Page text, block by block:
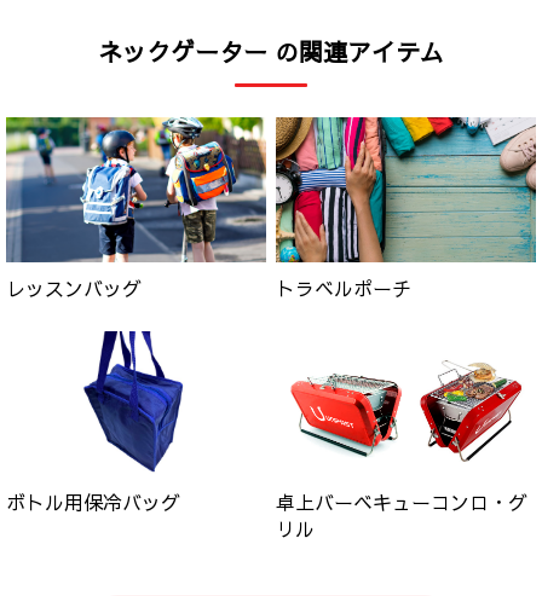
ネックゲーター の関連アイテム
レッスンバッグ トラベルポーチ
ボトル用保冷バッグ
卓上バーベキューコンロ・グ
リル